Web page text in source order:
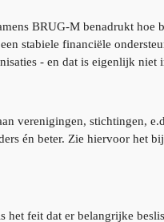
BRUG-M benadrukt
stabiele financiële
- en dat is eigenlijk niet
verenigingen, stichtingen,
én beter. Zie hiervoor het
feit dat er belangrijke